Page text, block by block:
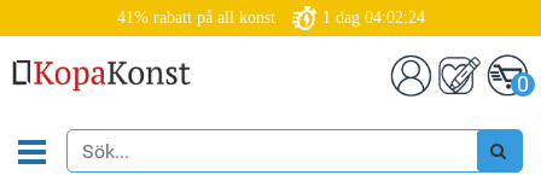
41% rabatt på all konst 1 dag 04:02:24
0